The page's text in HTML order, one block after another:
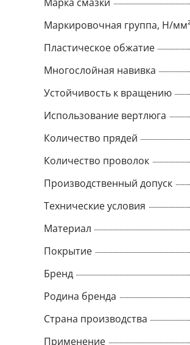
Маркировочная группа, Н/мм²
Пластическое обжатие
Многослойная навивка
Устойчивость к вращению
Использование вертлюга
Количество прядей
Количество проволок
Производственный допуск
Технические условия
Материал
Покрытие
Бренд
Родина бренда
Страна производства
Применение